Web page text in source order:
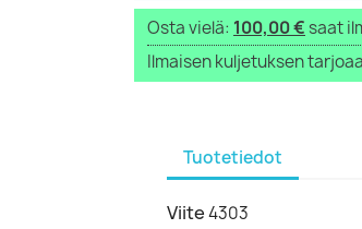
Osta vielä: 100,00 €saat
Ilmaisen kuljetuksen
Tuotetiedot
Viite4303